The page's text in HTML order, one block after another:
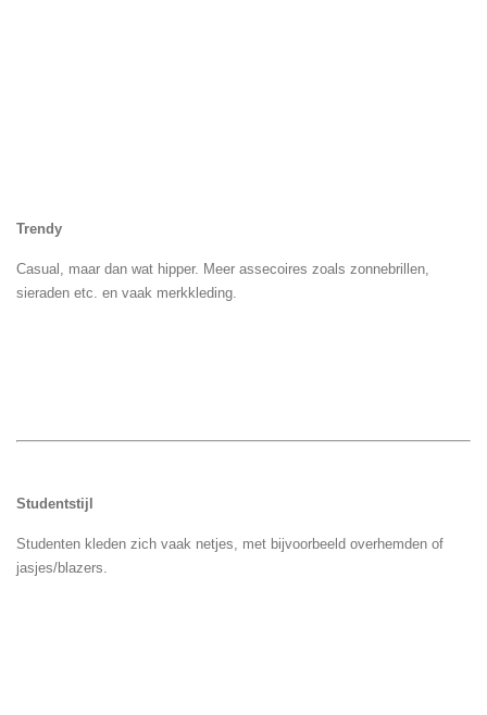
Trendy
Casual, maar dan wat hipper. Meer assecoires zoals zonnebrillen,
sieraden etc. en vaak merkkleding.
Studentstijl
Studenten kleden zich vaak netjes, met bijvoorbeeld overhemden of
jasjes/blazers.